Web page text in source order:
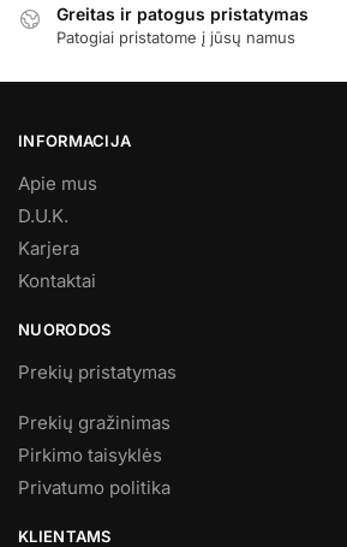
Greitas ir patogus pristatymas
Patogiai pristatome į jūsų namus
INFORMACIJA
Apie mus
D.U.K.
Karjera
Kontaktai
NUORODOS
Prekių pristatymas
Prekių gražinimas
Pirkimo taisyklės
Privatumo politika
KLIENTAMS